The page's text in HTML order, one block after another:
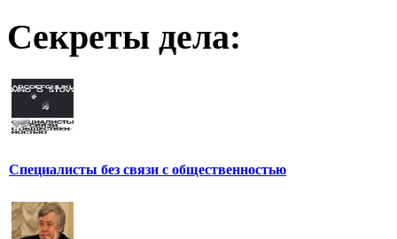
Секреты дела:
Специалисты без связи с общественностью